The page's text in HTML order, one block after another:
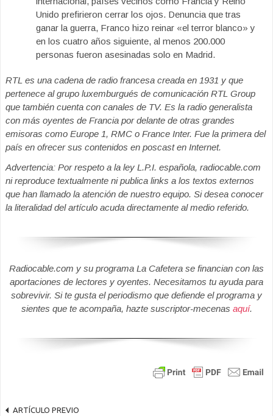
Unido prefirieron cerrar los ojos. Denuncia que tras
ganar la guerra, Franco hizo reinar «el terror blanco» y
en los cuatro años siguiente, al menos 200.000
personas fueron asesinadas solo en Madrid.
RTL es una cadena de radio francesa creada en 1931 y que
pertenece al grupo luxemburgués de comunicación RTL Group
que también cuenta con canales de TV. Es la radio generalista
con más oyentes de Francia por delante de otras grandes
emisoras como Europe 1, RMC o France Inter. Fue la primera del
país en ofrecer sus contenidos en poscast en Internet.
Advertencia: Por respeto a la ley L.P.I. española, radiocable.com
ni reproduce textualmente ni publica links a los textos externos
que han llamado la atención de nuestro equipo. Si desea conocer
la literalidad del artículo acuda directamente al medio referido.
Radiocable.com y su programa La Cafetera se financian con las
aportaciones de lectores y oyentes. Necesitamos tu ayuda para
sobrevivir. Si te gusta el periodismo que defiende el programa y
sientes que te acompaña, hazte suscriptor-mecenas aquí.
ARTÍCULO PREVIO